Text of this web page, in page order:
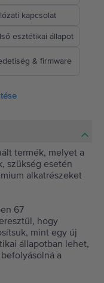
kapcsolat
esztétikai állapot
& firmware
termék, melyet a
szükség esetén
alkatrészeket
67
hogy
mint egy új
állapotban lehet,
a